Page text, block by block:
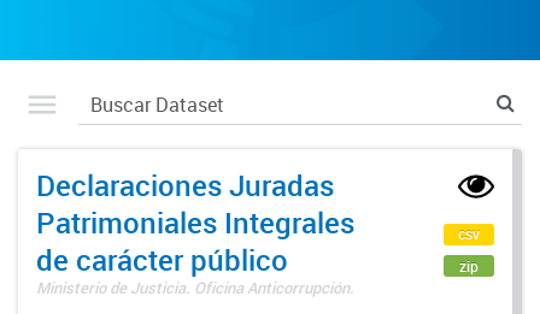
Declaraciones Juradas
Patrimoniales Integrales
de carácter público
Ministerio de Justicia. Oficina Anticorrupción.
csv
zip